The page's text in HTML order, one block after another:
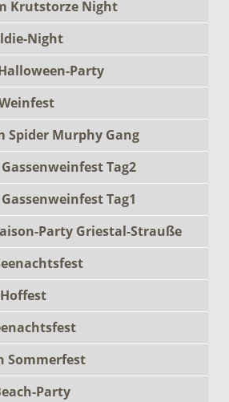
Krutstorze Night
Night
Party
Spider Murphy Gang
Tag2
Tag1
Party Griestal-Strauße
Sommerfest
Party